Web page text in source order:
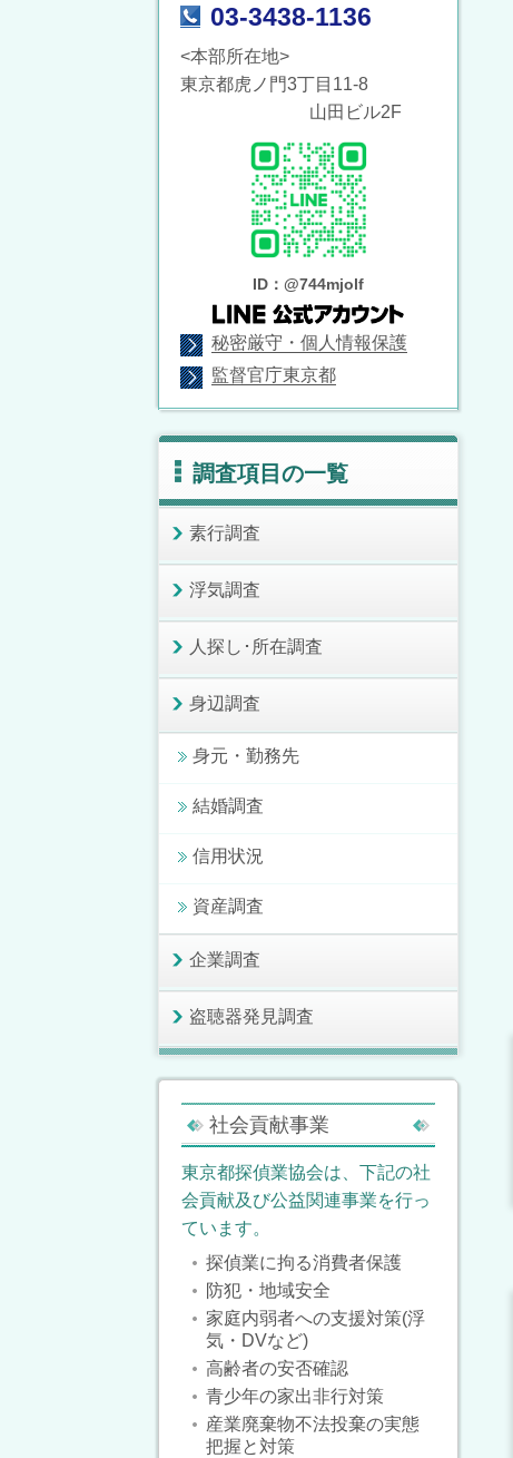
03-3438-1136
<本部所在地>
東京都虎ノ門3丁目11-8
山田ビル2F
ID：@744mjolf
秘密厳守・個人情報保護
監督官庁東京都
調査項目の一覧
素行調査
浮気調査
人探し･所在調査
身辺調査
身元・勤務先
結婚調査
信用状況
資産調査
企業調査
盗聴器発見調査
社会貢献事業
東京都探偵業協会は、下記の社
会貢献及び公益関連事業を行っ
ています。
探偵業に拘る消費者保護
防犯・地域安全
家庭内弱者への支援対策(浮
気・DVなど)
高齢者の安否確認
青少年の家出非行対策
産業廃棄物不法投棄の実態
把握と対策